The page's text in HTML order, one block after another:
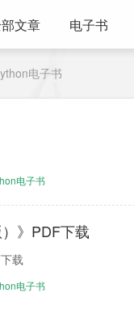
文章 电子书
电子书
电子书
》PDF下载
载
电子书